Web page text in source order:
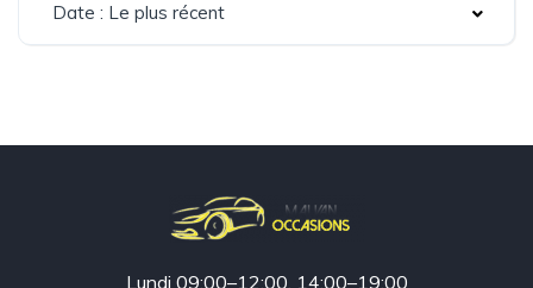
Date : Le plus récent
Lundi 09:00–12:00, 14:00–19:00